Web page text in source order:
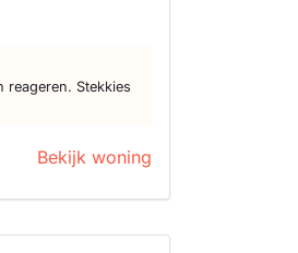
reageren. Stekkies
Bekijk woning